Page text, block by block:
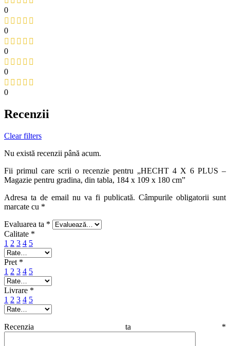
0
0
0
0
0
Recenzii
Clear filters
Nu există recenzii până acum.
Fii primul care scrii o recenzie pentru „HECHT 4 X 6 PLUS –
Magazie pentru gradina, din tabla, 184 x 109 x 180 cm”
Adresa ta de email nu va fi publicată. Câmpurile obligatorii sunt
marcate cu *
Evaluarea ta *
Calitate *
1 2 3 4 5
Pret *
1 2 3 4 5
Livrare *
1 2 3 4 5
Recenzia ta *